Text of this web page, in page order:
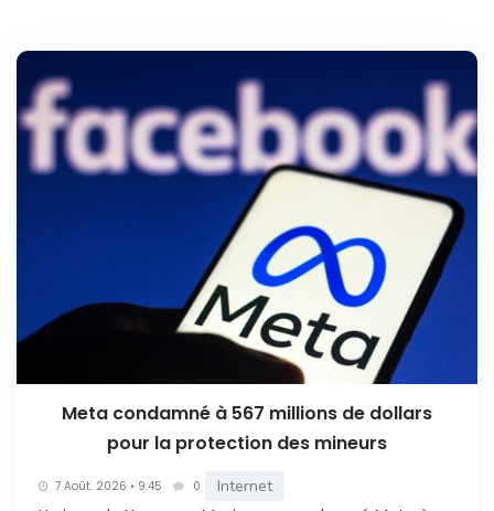
Meta condamné à 567 millions de dollars
pour la protection des mineurs
7 Août. 2026 • 9:45 0 Internet